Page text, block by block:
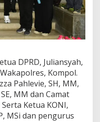
DPRD, Juliansyah,
Kompol.
Pahlevie, SH, MM,
MM dan Camat
Ketua KONI,
MSi dan pengurus